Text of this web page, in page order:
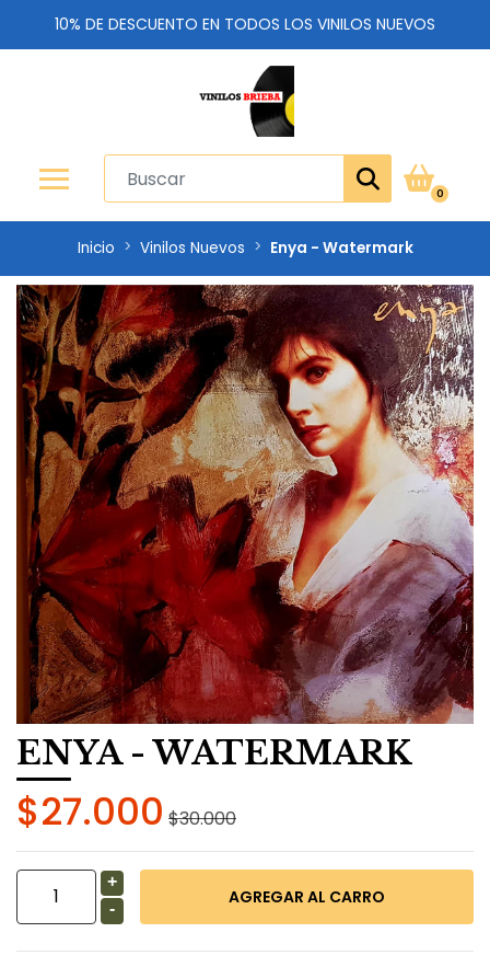
10% DE DESCUENTO EN TODOS LOS VINILOS NUEVOS
0
Inicio Vinilos Nuevos Enya - Watermark
ENYA - WATERMARK
$27.000 $30.000
+
-